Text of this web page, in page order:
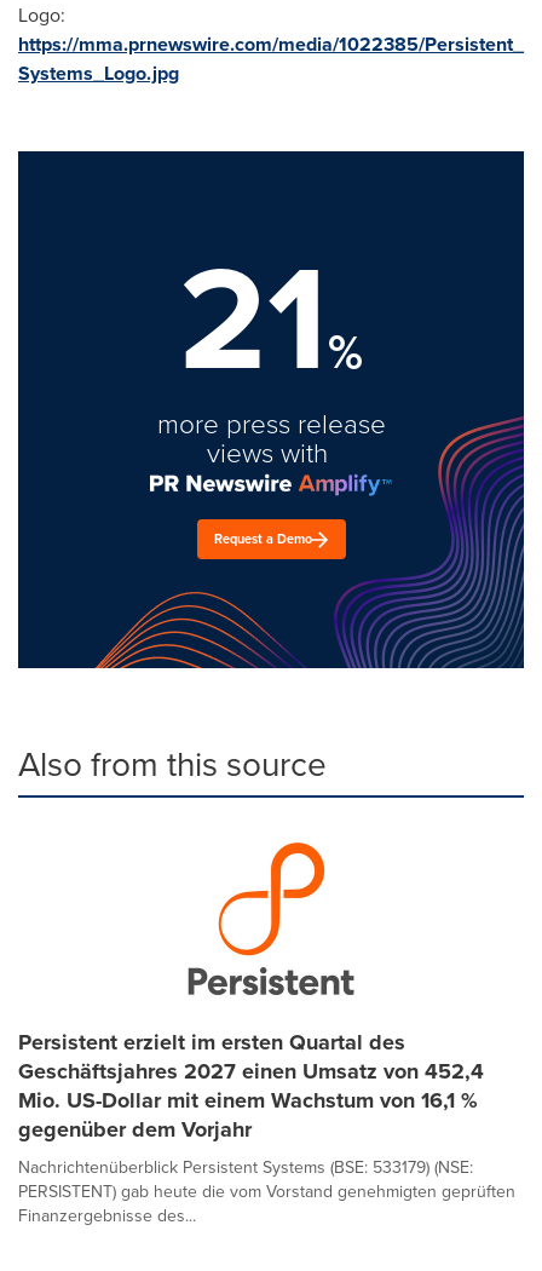
Logo:
https://mma.prnewswire.com/media/1022385/Persistent_
Systems_Logo.jpg
21%
more press release
views with
Request a Demo
Also from this source
Persistent erzielt im ersten Quartal des
Geschäftsjahres 2027 einen Umsatz von 452,4
Mio. US-Dollar mit einem Wachstum von 16,1 %
gegenüber dem Vorjahr
Nachrichtenüberblick Persistent Systems (BSE: 533179) (NSE:
PERSISTENT) gab heute die vom Vorstand genehmigten geprüften
Finanzergebnisse des...